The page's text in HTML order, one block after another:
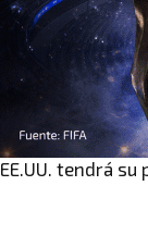
EE.UU. tendrá